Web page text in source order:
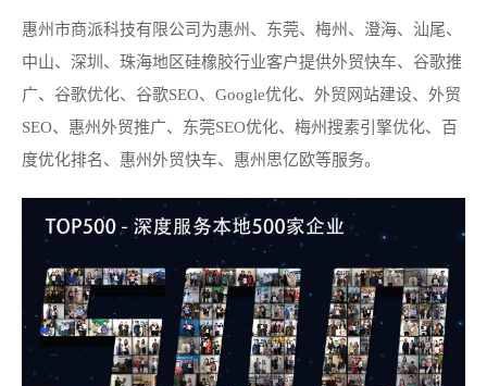
惠州市商派科技有限公司为惠州、东莞、梅州、澄海、汕尾、
中山、深圳、珠海地区硅橡胶行业客户提供外贸快车、谷歌推
广、谷歌优化、谷歌SEO、Google优化、外贸网站建设、外贸
SEO、惠州外贸推广、东莞SEO优化、梅州搜素引擎优化、百
度优化排名、惠州外贸快车、惠州思亿欧等服务。